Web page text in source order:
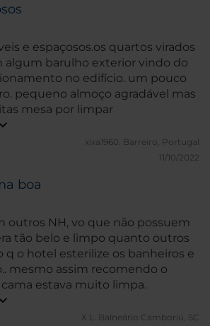
e espaçosos.os quartos virados
algum barulho exterior vindo do
no edifício. um pouco
pequeno almoço agradável mas
mesa por limpar
xixa1960. Barreiro, Portugal
11/10/2022
boa
não possuem
tão belo e limpo quanto outros
q o hotel esterilize os banheiros e
mesmo assim recomendo o
estava muito limpa.
X L.
Balneário Camboriú, SC